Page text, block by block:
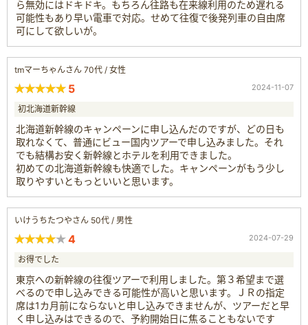
ら無効にはドキドキ。もちろん往路も在来線利用のため遅れる
可能性もあり早い電車で対応。せめて往復で後発列車の自由席
可にして欲しいが。
tmマーちゃんさん 70代 / 女性
5 2024-11-07
初北海道新幹線
北海道新幹線のキャンペーンに申し込んだのですが、どの日も
取れなくて、普通にビュー国内ツアーで申し込みました。それ
でも結構お安く新幹線とホテルを利用できました。
初めての北海道新幹線も快適でした。キャンペーンがもう少し
取りやすいともっといいと思います。
いけうちたつやさん 50代 / 男性
4 2024-07-29
お得でした
東京への新幹線の往復ツアーで利用しました。第３希望まで選
べるので申し込みできる可能性が高いと思います。ＪＲの指定
席は1カ月前にならないと申し込みできませんが、ツアーだと早
く申し込みはできるので、予約開始日に焦ることもないです